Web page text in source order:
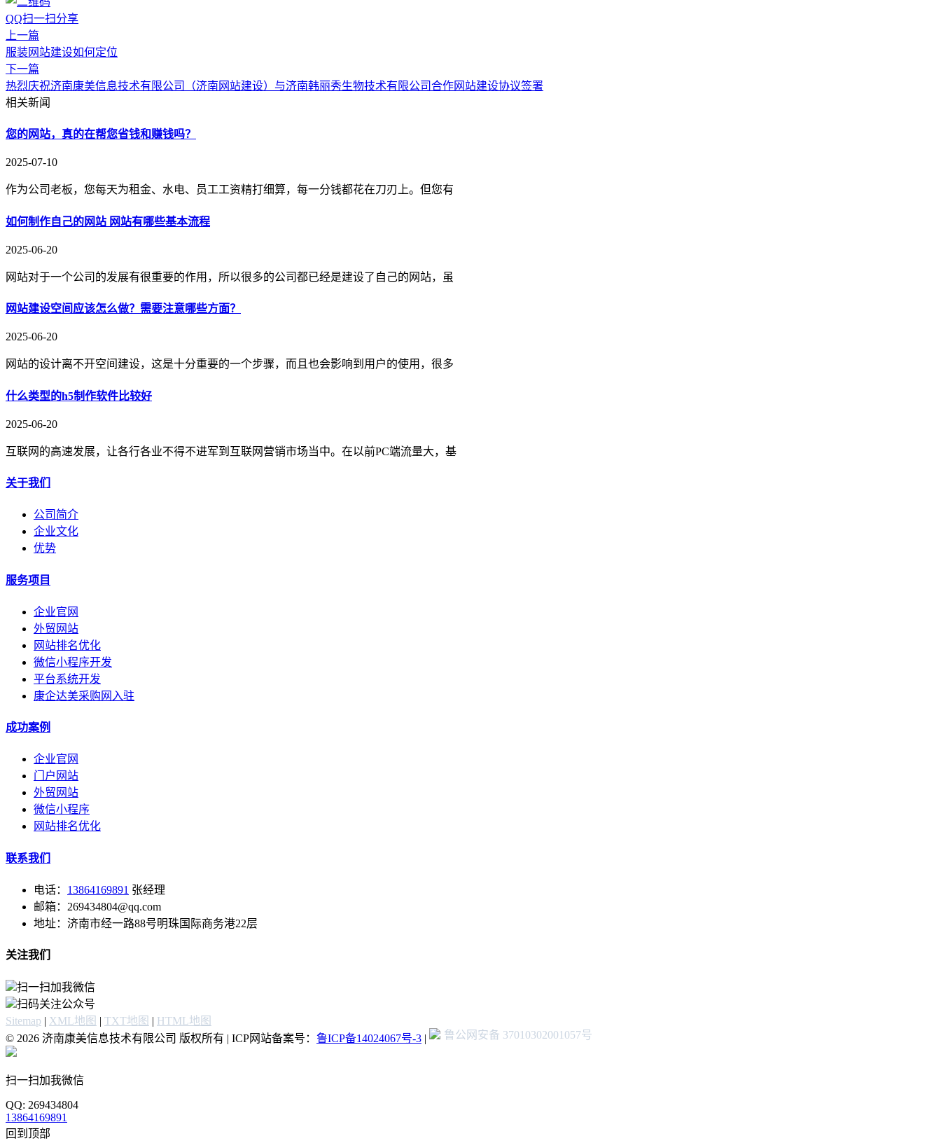
QQ扫一扫分享
上一篇
服装网站建设如何定位
下一篇
热烈庆祝济南康美信息技术有限公司（济南网站建设）与济南韩丽秀生物技术有限公司合作网站建设协议签署
相关新闻
您的网站，真的在帮您省钱和赚钱吗？
2025-07-10
作为公司老板，您每天为租金、水电、员工工资精打细算，每一分钱都花在刀刃上。但您有
如何制作自己的网站 网站有哪些基本流程
2025-06-20
网站对于一个公司的发展有很重要的作用，所以很多的公司都已经是建设了自己的网站，虽
网站建设空间应该怎么做？需要注意哪些方面？
2025-06-20
网站的设计离不开空间建设，这是十分重要的一个步骤，而且也会影响到用户的使用，很多
什么类型的h5制作软件比较好
2025-06-20
互联网的高速发展，让各行各业不得不进军到互联网营销市场当中。在以前PC端流量大，基
关于我们
公司简介
企业文化
优势
服务项目
企业官网
外贸网站
网站排名优化
微信小程序开发
平台系统开发
康企达美采购网入驻
成功案例
企业官网
门户网站
外贸网站
微信小程序
网站排名优化
联系我们
电话： 13864169891 张经理
邮箱：269434804@qq.com
地址：济南市经一路88号明珠国际商务港22层
关注我们
扫一扫加我微信
扫码关注公众号
Sitemap | XML地图 | TXT地图 | HTML地图
© 2026 济南康美信息技术有限公司 版权所有 | ICP网站备案号： 鲁ICP备14024067号-3 | 鲁公网安备 37010302001057号
扫一扫加我微信
QQ: 269434804
13864169891
回到顶部